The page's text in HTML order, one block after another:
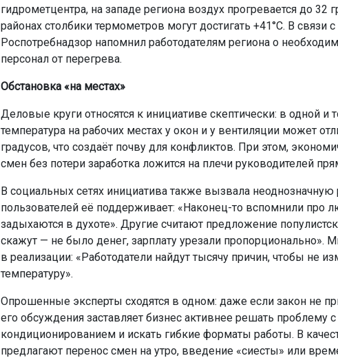
гидрометцентра, на западе региона воздух прогревается до
районах столбики термометров могут достигать +41°C. В связи
Роспотребнадзор напомнил работодателям региона о
персонал от перегрева.
Обстановка «на местах»
Деловые круги относятся к инициативе скептически: в одной и
температура на рабочих местах у окон и у вентиляции может
градусов, что создаёт почву для конфликтов. При этом,
смен без потери заработка ложится на плечи руководителей
В социальных сетях инициатива также вызвала
пользователей её поддерживает: «Наконец-то вспомнили про
задыхаются в духоте». Другие считают предложение
скажут — не было денег, зарплату урезали пропорционально».
в реализации: «Работодатели найдут тысячу причин, чтобы не
температуру».
Опрошенные эксперты сходятся в одном: даже если закон не
его обсуждения заставляет бизнес активнее решать проблему с
кондиционированием и искать гибкие форматы работы. В
предлагают перенос смен на утро, введение «сиесты» или